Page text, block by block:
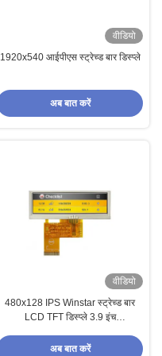
वीडियो
1920x540 आईपीएस स्ट्रेच्ड बार डिस्प्ले
अब बात करें
वीडियो
480x128 IPS Winstar स्ट्रेच्ड बार
LCD TFT डिस्प्ले 3.9 इंच
अब बात करें